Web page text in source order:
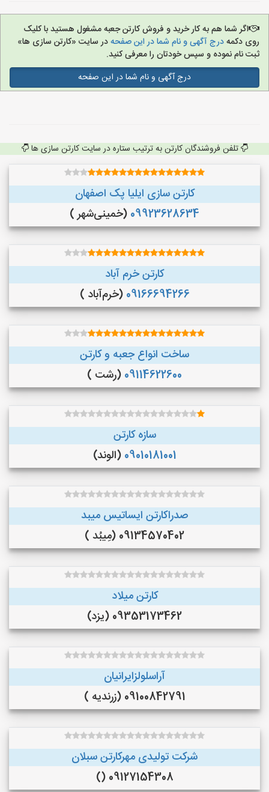
اگر شما هم به کار خرید و فروش کارتن جعبه مشغول هستید با کلیک
روی دکمهدرج آگهی و نام شما در این صفحهدر سایت «کارتن سازی ها»
ثبت نام نموده و سپس خودتان را معرفی کنید.
درج آگهی و نام شما در این صفحه
تلفن فروشندگان کارتن به ترتیب ستاره در سایت کارتن سازی ها
کارتن سازی ایلیا پک اصفهان
09923628634 (خمینی‌شهر )
کارتن خرم آباد
09166694266 (خرم‌آباد )
ساخت انواع جعبه و کارتن
09114622600 (رشت )
سازه کارتن
09010181001 (الوند)
صدراکارتن ایساتیس میبد
09134570402 (مِیبُد )
کارتن میلاد
09353173462 (یزد)
آراسلولزایرانیان
09100842791 (زرندیه )
شرکت تولیدی مهرکارتن سبلان
09127154308 ()